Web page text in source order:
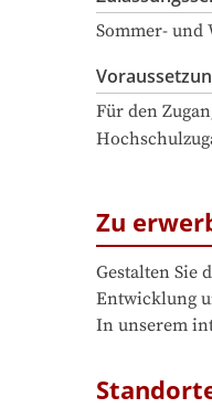
Sommer- und
Für den
Zu
Gestalten Sie
Entwicklung
In unserem